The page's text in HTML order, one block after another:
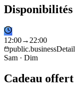
Disponibilités
12:00→ 22:00
Sam · Dim
Cadeau offert